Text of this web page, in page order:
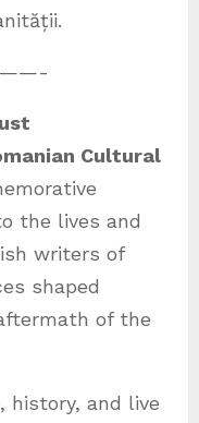
Cultural
the lives and
writers of
shaped
of the
history, and live